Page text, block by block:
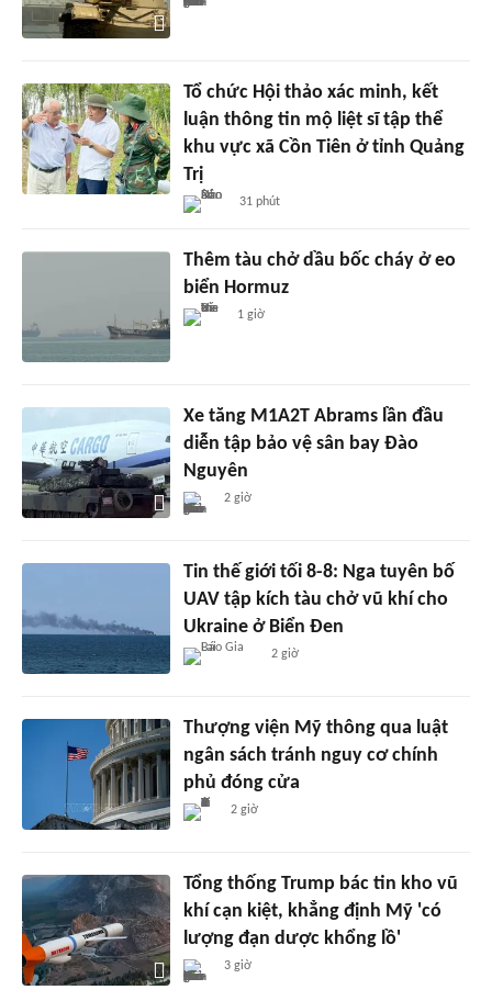
Tổ chức Hội thảo xác minh, kết
luận thông tin mộ liệt sĩ tập thể
khu vực xã Cồn Tiên ở tỉnh Quảng
Trị
31 phút
Thêm tàu chở dầu bốc cháy ở eo
biển Hormuz
1 giờ
Xe tăng M1A2T Abrams lần đầu
diễn tập bảo vệ sân bay Đào
Nguyên
2 giờ
Tin thế giới tối 8-8: Nga tuyên bố
UAV tập kích tàu chở vũ khí cho
Ukraine ở Biển Đen
2 giờ
Thượng viện Mỹ thông qua luật
ngân sách tránh nguy cơ chính
phủ đóng cửa
2 giờ
Tổng thống Trump bác tin kho vũ
khí cạn kiệt, khẳng định Mỹ 'có
lượng đạn dược khổng lồ'
3 giờ